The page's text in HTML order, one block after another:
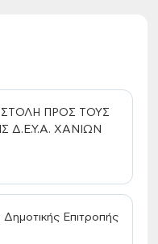
ΠΡΟΣ ΤΟΥΣ
Δ.Ε.Υ.Α. ΧΑΝΙΩΝ
Δημοτικής Επιτροπής